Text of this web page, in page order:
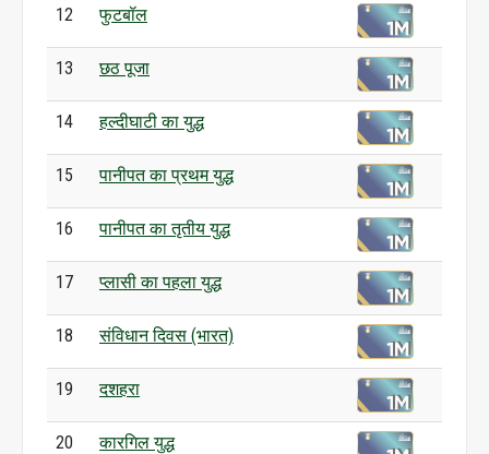
12 फुटबॉल
13 छठ पूजा
14 हल्दीघाटी का युद्ध
15 पानीपत का प्रथम युद्ध
16 पानीपत का तृतीय युद्ध
17 प्लासी का पहला युद्ध
18 संविधान दिवस (भारत)
19 दशहरा
20 कारगिल युद्ध